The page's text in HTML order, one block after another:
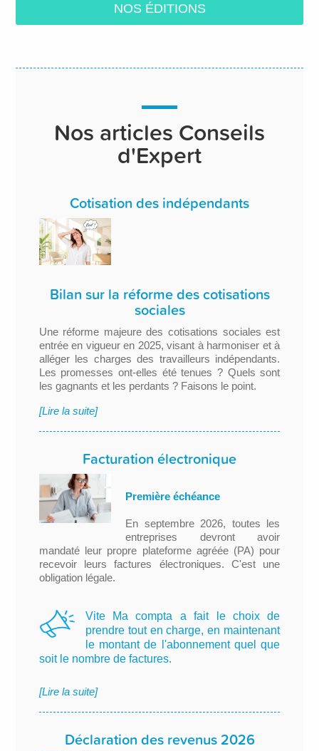
NOS ÉDITIONS
Nos articles Conseils
d'Expert
Cotisation des indépendants
Bilan sur la réforme des cotisations
sociales
Une réforme majeure des cotisations sociales est
entrée en vigueur en 2025, visant à harmoniser et à
alléger les charges des travailleurs indépendants.
Les promesses ont-elles été tenues ? Quels sont
les gagnants et les perdants ? Faisons le point.
[Lire la suite]
Facturation électronique
Première échéance
En septembre 2026, toutes les
entreprises devront avoir
mandaté leur propre plateforme agréée (PA) pour
recevoir leurs factures électroniques. C'est une
obligation légale.
Vite Ma compta a fait le choix de
prendre tout en charge, en maintenant
le montant de l'abonnement quel que
soit le nombre de factures.
[Lire la suite]
Déclaration des revenus 2026